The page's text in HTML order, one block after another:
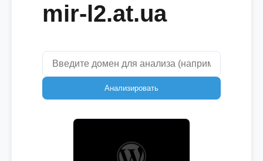
mir-l2.at.ua
Анализировать